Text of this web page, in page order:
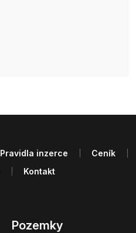
Pozemky
Pravidla inzerce
Ceník
Kontakt